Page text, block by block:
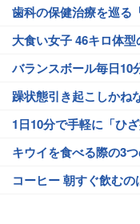
歯科の保健治療を巡る
大食い女子 46キロ体型
バランスボール毎日10
躁状態引き起こしかね
1日10分で手軽に「ひざ
キウイを食べる際の3
コーヒー 朝すぐ飲むの